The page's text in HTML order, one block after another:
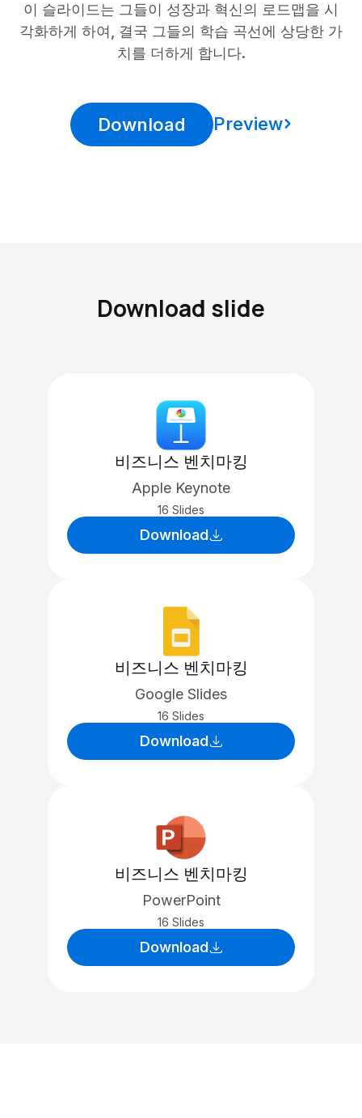
이 슬라이드는 그들이 성장과 혁신의 로드맵을 시
각화하게 하여, 결국 그들의 학습 곡선에 상당한 가
치를 더하게 합니다.
Download Preview
Download slide
비즈니스 벤치마킹
Apple Keynote
16 Slides
Download
비즈니스 벤치마킹
Google Slides
16 Slides
Download
비즈니스 벤치마킹
PowerPoint
16 Slides
Download